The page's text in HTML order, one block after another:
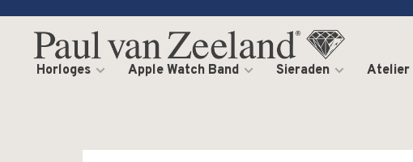
Horloges Apple Watch Band Sieraden Atelier